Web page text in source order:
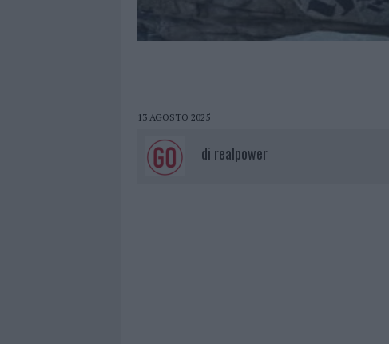
13 AGOSTO 2025
di realpower